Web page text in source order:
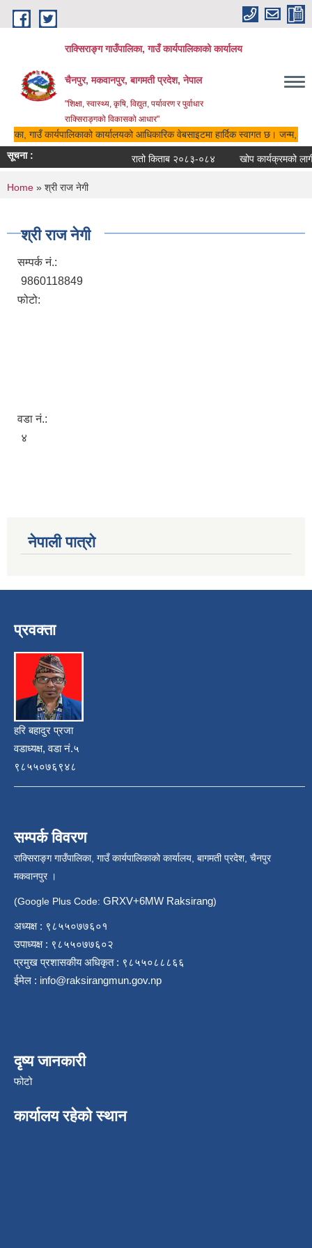
Skip to main content
राक्सिराङ्ग गाउँपालिका, गाउँ कार्यपालिकाको कार्यालय
चैनपुर, मकवानपुर, बागमती प्रदेश, नेपाल
"शिक्षा, स्वास्थ्य, कृषि, विद्युत, पर्यावरण र पुर्वाधार
राक्सिराङ्गको विकासको आधार"
गाउँ कार्यपालिकाको कार्यालयको आधिकारिक वेबसाइटमा हार्दिक स्वागत छ।
सूचना :
रातो किताब २०८३-०८४ खोप कार्यक्रमको
You are here
Home » श्री राज नेगी
श्री राज नेगी
सम्पर्क नं.:
9860118849
फोटो:
वडा नं.:
४
नेपाली पात्रो
प्रवक्ता
हरि बहादुर प्रजा
वडाध्यक्ष, वडा नं.५
९८५५०७६९४८
सम्पर्क विवरण
राक्सिराङ्ग गाउँपालिका, गाउँ कार्यपालिकाको कार्यालय, बागमती प्रदेश, चैनपुर
मकवानपुर ।
(Google Plus Code: GRXV+6MW Raksirang)
अध्यक्ष : ९८५५०७७६०१
उपाध्यक्ष : ९८५५०७७६०२
प्रमुख प्रशासकीय अधिकृत : ९८५५०८८८६६
ईमेल : info@raksirangmun.gov.np
दृष्य जानकारी
फोटो
कार्यालय रहेको स्थान